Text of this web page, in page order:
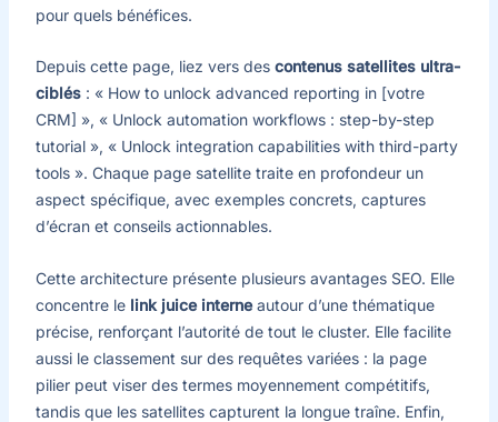
pour quels bénéfices.
Depuis cette page, liez vers des contenus satellites ultra-
ciblés: « How to unlock advanced reporting in [votre
CRM] », « Unlock automation workflows : step-by-step
tutorial », « Unlock integration capabilities with third-party
tools ». Chaque page satellite traite en profondeur un
aspect spécifique, avec exemples concrets, captures
d’écran et conseils actionnables.
Cette architecture présente plusieurs avantages SEO. Elle
concentre le link juice interneautour d’une thématique
précise, renforçant l’autorité de tout le cluster. Elle facilite
aussi le classement sur des requêtes variées : la page
pilier peut viser des termes moyennement compétitifs,
tandis que les satellites capturent la longue traîne. Enfin,